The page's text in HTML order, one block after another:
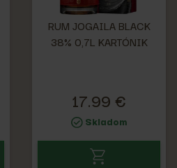
RUM JOGAILA BLACK
38% 0,7L KARTÓNIK
17.99 €
Skladom